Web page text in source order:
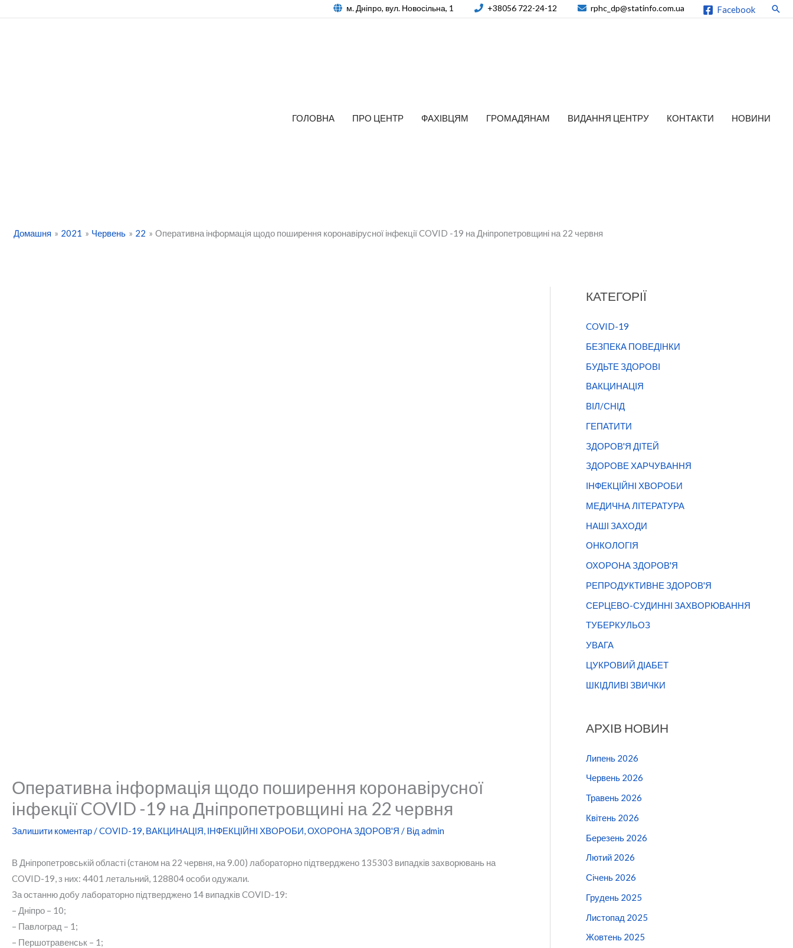
м. Дніпро, вул. Новосільна, 1 +38056 722-24-12 rphc_dp@statinfo.com.ua Facebook
ГОЛОВНА ПРО ЦЕНТР ФАХІВЦЯМ ГРОМАДЯНАМ ВИДАННЯ ЦЕНТРУ КОНТАКТИ НОВИНИ
Домашня 2021 Червень 22 Оперативна інформація щодо поширення коронавірусної інфекції COVID -19 на Дніпропетровщині на 22 червня
Оперативна інформація щодо поширення коронавірусної
інфекції COVID -19 на Дніпропетровщині на 22 червня
Залишити коментар/COVID-19, ВАКЦИНАЦІЯ, ІНФЕКЦІЙНІ ХВОРОБИ,ОХОРОНА ЗДОРОВ'Я / Від admin
В Дніпропетровській області (станом на 22 червня, на 9.00) лабораторно підтверджено 135303 випадків захворювань на
COVID-19, з них: 4401 летальний, 128804 особи одужали.
За останню добу лабораторно підтверджено 14 випадків COVID-19:
– Дніпро – 10;
– Павлоград – 1;
– Першотравенськ – 1;
КАТЕГОРІЇ
COVID-19
БЕЗПЕКА ПОВЕДІНКИ
БУДЬТЕ ЗДОРОВІ
ВАКЦИНАЦІЯ
ВІЛ/СНІД
ГЕПАТИТИ
ЗДОРОВ'Я ДІТЕЙ
ЗДОРОВЕ ХАРЧУВАННЯ
ІНФЕКЦІЙНІ ХВОРОБИ
МЕДИЧНА ЛІТЕРАТУРА
НАШІ ЗАХОДИ
ОНКОЛОГІЯ
ОХОРОНА ЗДОРОВ'Я
РЕПРОДУКТИВНЕ ЗДОРОВ'Я
СЕРЦЕВО-СУДИННІ ЗАХВОРЮВАННЯ
ТУБЕРКУЛЬОЗ
УВАГА
ЦУКРОВИЙ ДІАБЕТ
ШКІДЛИВІ ЗВИЧКИ
АРХІВ НОВИН
Липень 2026
Червень 2026
Травень 2026
Квітень 2026
Березень 2026
Лютий 2026
Січень 2026
Грудень 2025
Листопад 2025
Жовтень 2025